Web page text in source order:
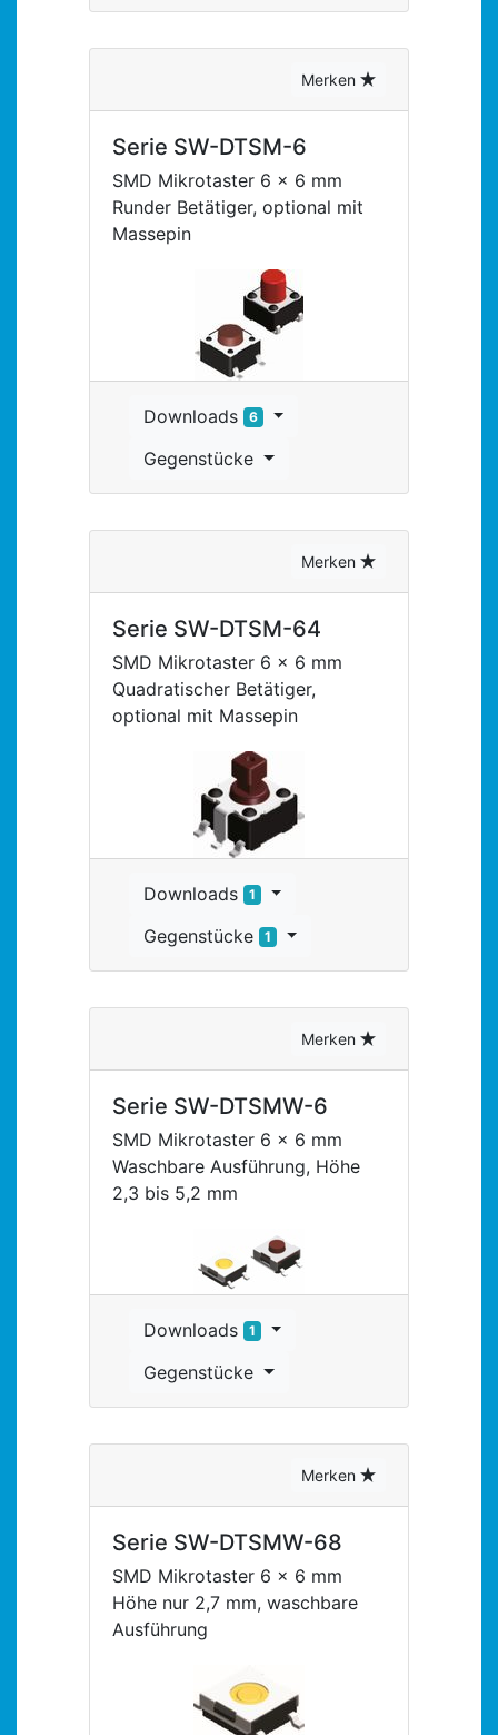
Merken
Serie SW-DTSM-6
SMD Mikrotaster 6 x 6 mm
Runder Betätiger, optional mit
Massepin
Downloads 6
Gegenstücke
Merken
Serie SW-DTSM-64
SMD Mikrotaster 6 x 6 mm
Quadratischer Betätiger,
optional mit Massepin
Downloads 1
Gegenstücke 1
Merken
Serie SW-DTSMW-6
SMD Mikrotaster 6 x 6 mm
Waschbare Ausführung, Höhe
2,3 bis 5,2 mm
Downloads 1
Gegenstücke
Merken
Serie SW-DTSMW-68
SMD Mikrotaster 6 x 6 mm
Höhe nur 2,7 mm, waschbare
Ausführung